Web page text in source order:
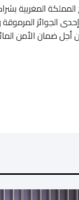
المملكة المغربية
الجوائز
أجل ضمان الأمن